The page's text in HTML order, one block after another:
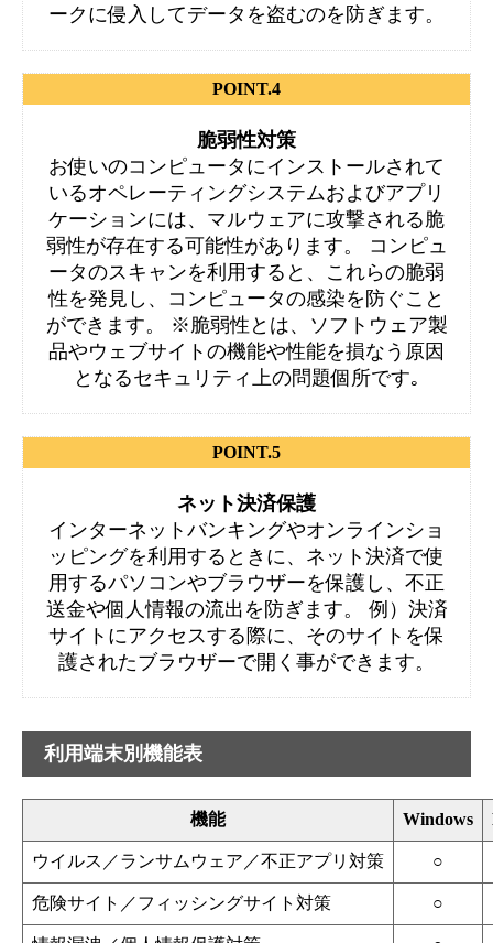
ークに侵入してデータを盗むのを防ぎます。
POINT.4
脆弱性対策
お使いのコンピュータにインストールされて
いるオペレーティングシステムおよびアプリ
ケーションには、マルウェアに攻撃される脆
弱性が存在する可能性があります。 コンピュ
ータのスキャンを利用すると、これらの脆弱
性を発見し、コンピュータの感染を防ぐこと
ができます。 ※脆弱性とは、ソフトウェア製
品やウェブサイトの機能や性能を損なう原因
となるセキュリティ上の問題個所です｡
POINT.5
ネット決済保護
インターネットバンキングやオンラインショ
ッピングを利用するときに、ネット決済で使
用するパソコンやブラウザーを保護し、不正
送金や個人情報の流出を防ぎます。 例）決済
サイトにアクセスする際に、そのサイトを保
護されたブラウザーで開く事ができます。
利用端末別機能表
機能 Windows
ウイルス／ランサムウェア／不正アプリ対策 ○
危険サイト／フィッシングサイト対策 ○